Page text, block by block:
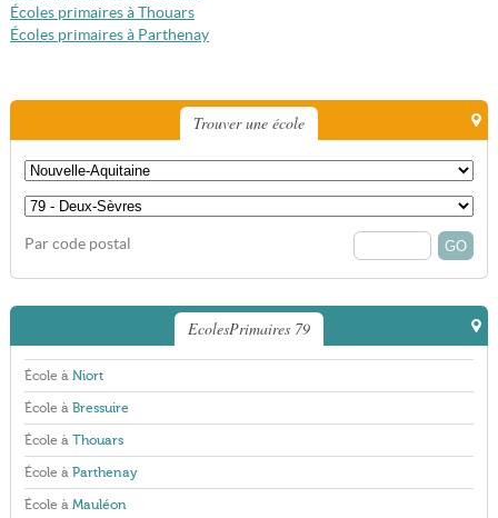
Écoles primaires à Thouars
Écoles primaires à Parthenay
Trouver une école
Par code postal
EcolesPrimaires 79
École à Niort
École à Bressuire
École à Thouars
École à Parthenay
École à Mauléon